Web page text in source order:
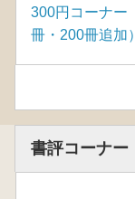
300円コーナ
冊・200冊追加）
書評コーナー